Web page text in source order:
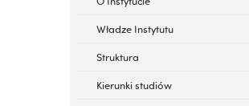
Władze Instytutu
Struktura
Kierunki studiów